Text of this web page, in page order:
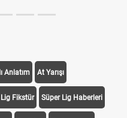
Anlatım At Yarışı
Fikstür Süper Lig Haberleri